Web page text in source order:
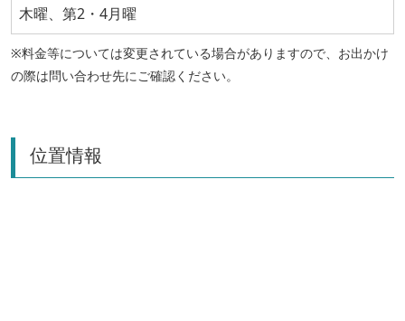
木曜、第2・4月曜
※料金等については変更されている場合がありますので、お出かけ
の際は問い合わせ先にご確認ください。
位置情報